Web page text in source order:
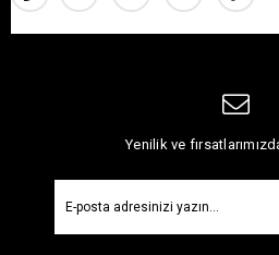
Yenilik ve